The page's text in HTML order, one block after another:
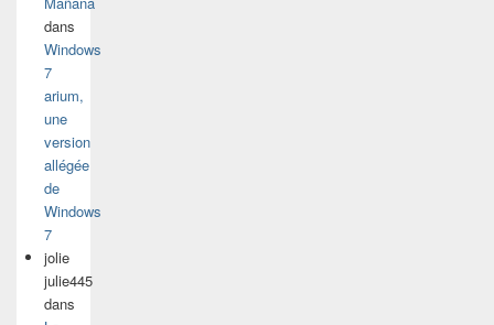
dans
Windows
7
arium,
une
version
allégée
de
Windows
7
jolie
julie445
dans